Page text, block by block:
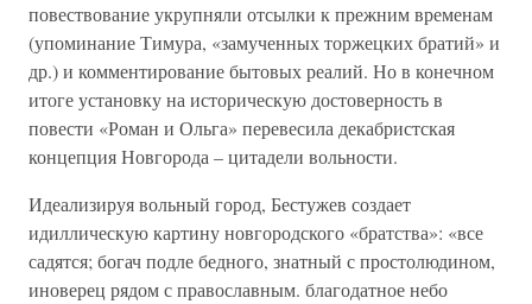
повествование укрупняли отсылки к прежним временам
(упоминание Тимура, «замученных торжецких братий» и
др.) и комментирование бытовых реалий. Но в конечном
итоге установку на историческую достоверность в
повести «Роман и Ольга» перевесила декабристская
концепция Новгорода – цитадели вольности.
Идеализируя вольный город, Бестужев создает
идиллическую картину новгородского «братства»: «все
садятся; богач подле бедного, знатный с простолюдином,
иноверец рядом с православным. благодатное небо